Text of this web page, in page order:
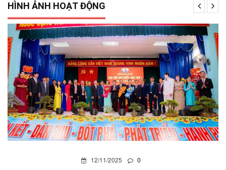
HÌNH ẢNH HOẠT ĐỘNG
12/11/2025 0